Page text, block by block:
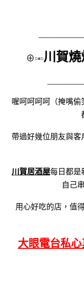
⊕▫▪▫川賀燒
喔呵呵呵呵（掩嘴偷
帶過好幾位朋友與
川賀居酒屋每日都是
自己
用心好吃的店，值
大眼電台私